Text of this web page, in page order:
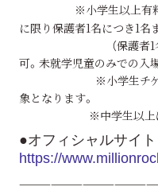
※小学生以上有
に限り保護者1名につき1名
（保護者1名、未就
可。未就学児童のみでの入場
※小学生チケットは
象となります。
※中学生以上は一般
●オフィシャルサイト
https://